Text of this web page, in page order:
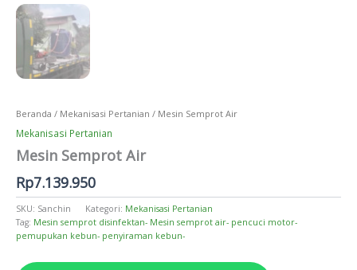
Beranda / Mekanisasi Pertanian / Mesin Semprot Air
Mekanisasi Pertanian
Mesin Semprot Air
Rp7.139.950
SKU: Sanchin Kategori: Mekanisasi Pertanian
Tag: Mesin semprot disinfektan- Mesin semprot air- pencuci motor-
pemupukan kebun- penyiraman kebun-